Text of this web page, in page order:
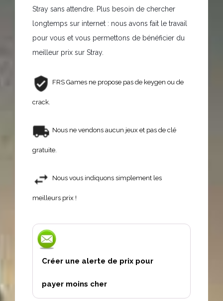
Stray sans attendre. Plus besoin de chercher
longtemps sur internet : nous avons fait le travail
pour vous et vous permettons de bénéficier du
meilleur prix sur Stray.
FRS Games ne propose pas de keygen ou de
crack.
Nous ne vendons aucun jeux et pas de clé
gratuite.
Nous vous indiquons simplement les
meilleurs prix !
Créer une alerte de prix pour
payer moins cher